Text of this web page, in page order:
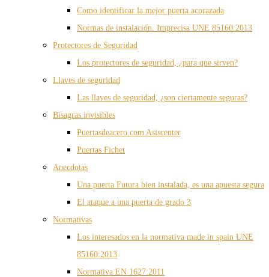
Como identificar la mejor puerta acorazada
Normas de instalación. Imprecisa UNE 85160:2013
Protectores de Seguridad
Los protectores de seguridad, ¿para que sirven?
Llaves de seguridad
Las llaves de seguridad, ¿son ciertamente seguras?
Bisagras invisibles
Puertasdeacero.com Asiscenter
Puertas Fichet
Anecdotas
Una puerta Futura bien instalada, es una apuesta segura
El ataque a una puerta de grado 3
Normativas
Los interesados en la normativa made in spain UNE
85160:2013
Normativa EN 1627:2011